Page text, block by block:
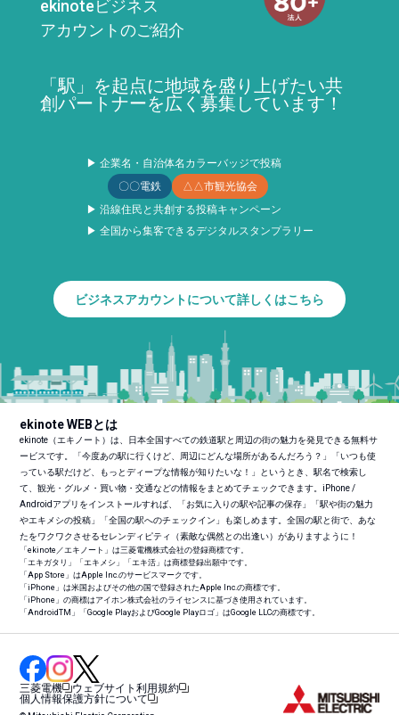
ekinoteビジネス
アカウントのご紹介
「駅」を起点に地域を盛り上げたい共
創パートナーを広く募集しています！
▶ 企業名・自治体名カラーバッジで投稿
〇〇電鉄
△△市観光協会
▶ 沿線住民と共創する投稿キャンペーン
▶ 全国から集客できるデジタルスタンプラリー
ビジネスアカウントについて詳しくはこちら
ekinote WEBとは
ekinote（エキノート）は、日本全国すべての鉄道駅と周辺の街の魅力を発見できる無料サ
ービスです。「今度あの駅に行くけど、周辺にどんな場所があるんだろう？」「いつも使
っている駅だけど、もっとディープな情報が知りたいな！」というとき、駅名で検索し
て、観光・グルメ・買い物・交通などの情報をまとめてチェックできます。iPhone /
Androidアプリをインストールすれば、「お気に入りの駅や記事の保存」「駅や街の魅力
やエキメシの投稿」「全国の駅へのチェックイン」も楽しめます。全国の駅と街で、あな
たをワクワクさせるセレンディピティ（素敵な偶然との出逢い）がありますように！
「ekinote／エキノート」は三菱電機株式会社の登録商標です。
「エキガタリ」「エキメシ」「エキ活」は商標登録出願中です。
「App Store」はApple Inc.のサービスマークです。
「iPhone」は米国およびその他の国で登録されたApple Inc.の商標です。
「iPhone」の商標はアイホン株式会社のライセンスに基づき使用されています。
「AndroidTM 」「Google PlayおよびGoogle Playロゴ」はGoogle LLCの商標です。
三菱電機
ウェブサイト利用規約
個人情報保護方針について